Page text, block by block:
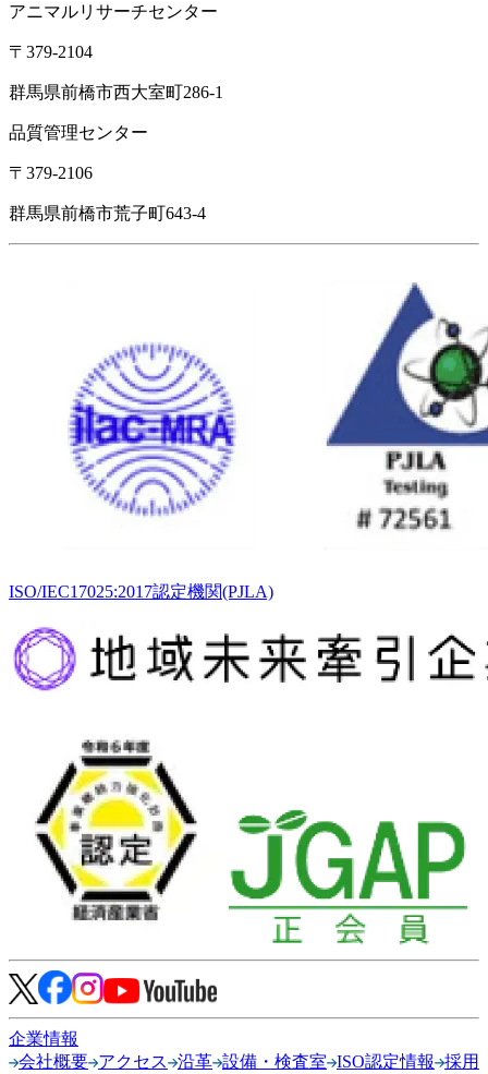
アニマルリサーチセンター
〒379-2104
群馬県前橋市西大室町286-1
品質管理センター
〒379-2106
群馬県前橋市荒子町643-4
ISO/IEC17025:2017認定機関(PJLA)
企業情報
会社概要 アクセス 沿革 設備・検査室 ISO認定情報
採用